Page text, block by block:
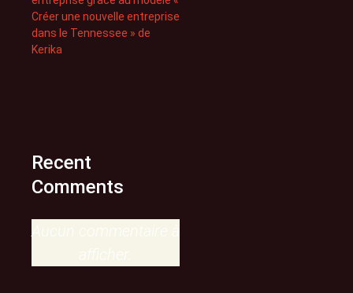
Créer une nouvelle entreprise
dans le Tennessee » de
Kerika
Recent
Comments
Aucun commentaire à
afficher.